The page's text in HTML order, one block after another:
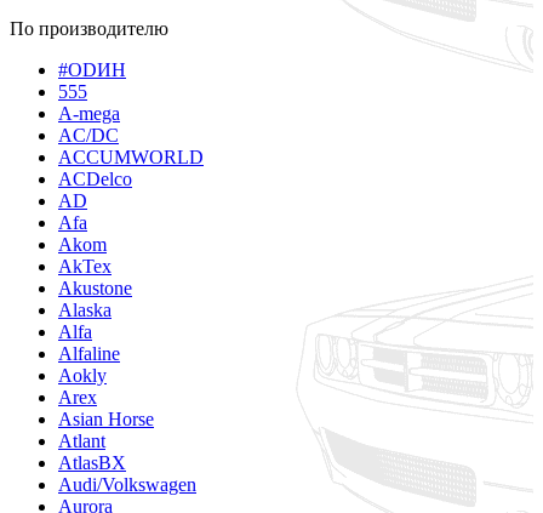
По производителю
#ODИН
555
A-mega
AC/DC
ACCUMWORLD
ACDelco
AD
Afa
Akom
AkTex
Akustone
Alaska
Alfa
Alfaline
Aokly
Arex
Asian Horse
Atlant
AtlasBX
Audi/Volkswagen
Aurora